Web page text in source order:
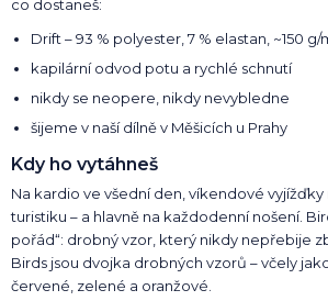
co dostaneš:
Drift – 93 % polyester, 7 % elastan, ~150 g/
kapilární odvod potu a rychlé schnutí
nikdy se neopere, nikdy nevybledne
šijeme v naší dílně v Měšicích u Prahy
Kdy ho vytáhneš
Na kardio ve všední den, víkendové
turistiku – a hlavně na každodenní nošení.
pořád“: drobný vzor, který nikdy nepřebije
Birds jsou dvojka drobných vzorů – včely
červené, zelené a oranžové.